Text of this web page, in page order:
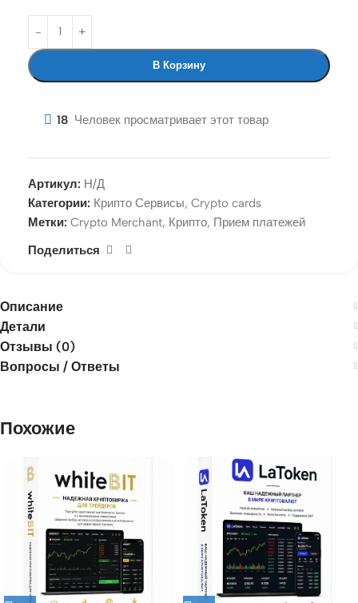
В Корзину
18 Человек просматривает этот товар
Артикул: Н/Д
Категории: Крипто Сервисы, Crypto cards
Метки: Crypto Merchant, Крипто, Прием платежей
Поделиться
Описание
Детали
Отзывы (0)
Вопросы / Ответы
Похожие